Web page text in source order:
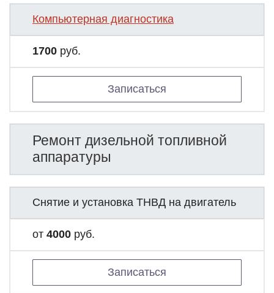
Компьютерная диагностика
1700 руб.
Записаться
Ремонт дизельной топливной
аппаратуры
Снятие и установка ТНВД на двигатель
от 4000 руб.
Записаться